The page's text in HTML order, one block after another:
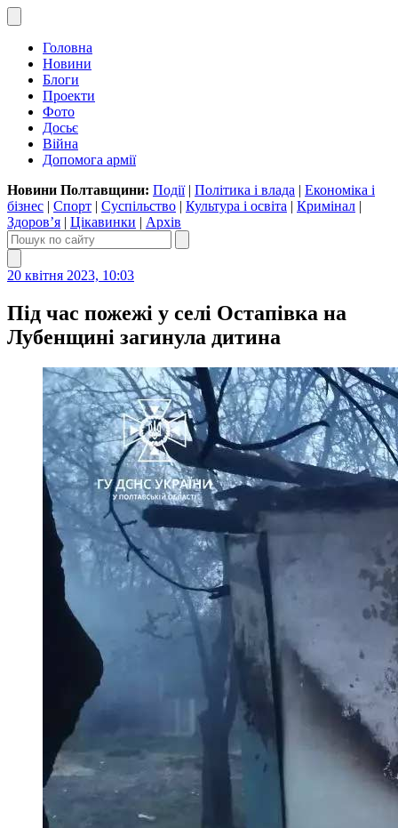
Головна
Новини
Блоги
Проекти
Фото
Досьє
Війна
Допомога армії
Новини Полтавщини: Події| Політика і влада | Економіка і
бізнес | Спорт | Суспільство | Культура і освіта | Кримінал |
Здоров’я | Цікавинки | Архів
20 квітня 2023, 10:03
Під час пожежі у селі Остапівка на
Лубенщині загинула дитина